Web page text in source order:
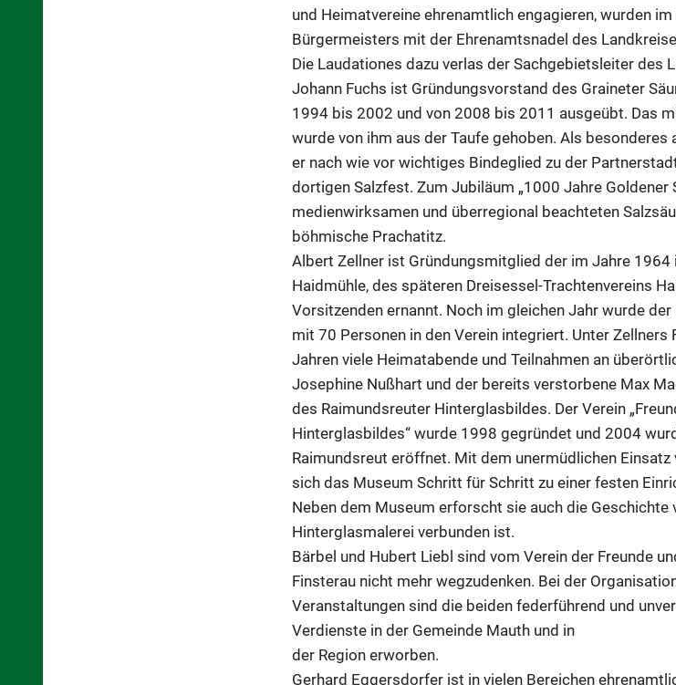
und Heimatvereine ehrenamtlich engagieren, wurden
Bürgermeisters mit der Ehrenamtsnadel des
Die Laudationes dazu verlas der Sachgebietsleiter des
Johann Fuchs ist Gründungsvorstand des Graineter
1994 bis 2002 und von 2008 bis 2011 ausgeübt. Das
wurde von ihm aus der Taufe gehoben. Als
er nach wie vor wichtiges Bindeglied zu der
dortigen Salzfest. Zum Jubiläum „1000 Jahre Goldener
medienwirksamen und überregional beachteten
böhmische Prachatitz.
Albert Zellner ist Gründungsmitglied der im Jahre
Haidmühle, des späteren Dreisessel-Trachtenvereins
Vorsitzenden ernannt. Noch im gleichen Jahr wurde
mit 70 Personen in den Verein integriert. Unter Zellners
Jahren viele Heimatabende und Teilnahmen an
Josephine Nußhart und der bereits verstorbene Max
des Raimundsreuter Hinterglasbildes. Der Verein
Hinterglasbildes“ wurde 1998 gegründet und 2004
Raimundsreut eröffnet. Mit dem unermüdlichen
sich das Museum Schritt für Schritt zu einer festen
Neben dem Museum erforscht sie auch die Geschichte
Hinterglasmalerei verbunden ist.
Bärbel und Hubert Liebl sind vom Verein der Freunde
Finsterau nicht mehr wegzudenken. Bei der
Veranstaltungen sind die beiden federführend und
Verdienste in der Gemeinde Mauth und in
der Region erworben.
Gerhard Eggersdorfer ist in vielen Bereichen